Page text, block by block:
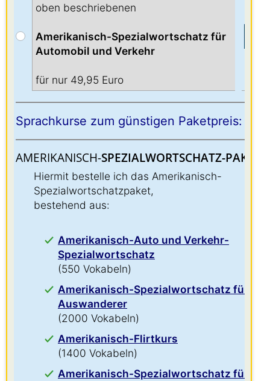
oben beschriebenen
Amerikanisch-Spezialwortschatz für
Automobil und Verkehr
für nur 49,95 Euro
Sprachkurse zum günstigen Paketpreis:
AMERIKANISCH-SPEZIALWORTSCHATZ-PAKET:
Hiermit bestelle ich das Amerikanisch-
Spezialwortschatzpaket,
bestehend aus:
Amerikanisch-Auto und Verkehr-
Spezialwortschatz
(550 Vokabeln)
Amerikanisch-Spezialwortschatz für
Auswanderer
(2000 Vokabeln)
Amerikanisch-Flirtkurs
(1400 Vokabeln)
Amerikanisch-Spezialwortschatz für